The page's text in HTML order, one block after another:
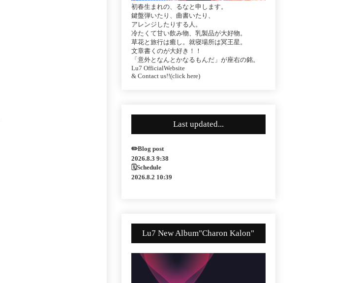
初春生まれの、るなと申します。
鍵盤弾いたり、曲書いたり、
アレンジしたりする人。
冷たくて甘い飲み物、乳製品が大好物。
草花と旅行は癒し。就寝場所は冥王星。
文章書くのが大好き！！
「意外となんとかなるもんだ」が座右の銘。
Lu7 OfficialWebsite
& Contact us!!(click here)
Last updated...
✏️Blog post
2026.8.3 9:38
🗓Schedule
2026.8.2 10:39
Lu7 New Album"Charon Kalon"